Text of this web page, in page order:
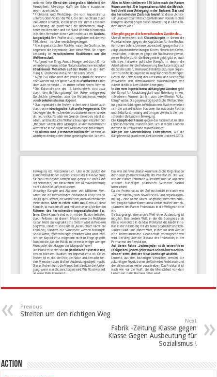
Previous
Streiten um den richtigen Weg
Next
Fabrik -Zeitung Klasse gegen
Klasse Gegen Ausbeutung für
Sozialismus !
Action